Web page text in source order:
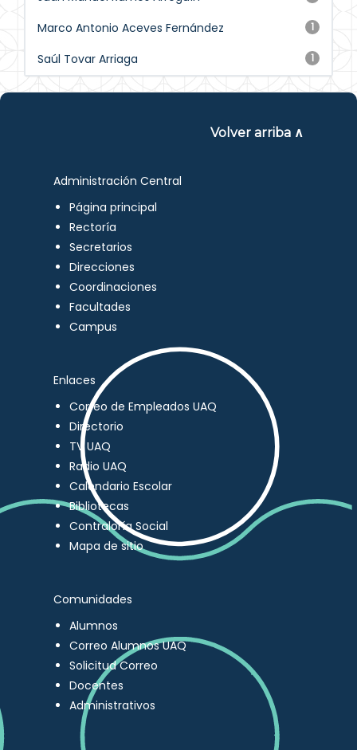
1
Marco Antonio Aceves Fernández
1
Saúl Tovar Arriaga
Volver arriba ∧
Administración Central
Página principal
Rectoría
Secretarios
Direcciones
Coordinaciones
Facultades
Campus
Enlaces
Correo de Empleados UAQ
Directorio
TV UAQ
Radio UAQ
Calendario Escolar
Bibliotecas
Contraloría Social
Mapa de sitio
Comunidades
Alumnos
Correo Alumnos UAQ
Solicitud Correo
Docentes
Administrativos